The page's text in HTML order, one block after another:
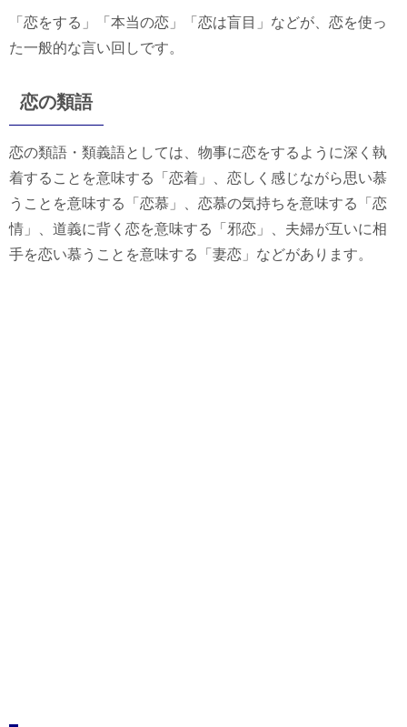
「恋をする」「本当の恋」「恋は盲目」などが、恋を使っ
た一般的な言い回しです。
恋の類語
恋の類語・類義語としては、物事に恋をするように深く執
着することを意味する「恋着」、恋しく感じながら思い慕
うことを意味する「恋慕」、恋慕の気持ちを意味する「恋
情」、道義に背く恋を意味する「邪恋」、夫婦が互いに相
手を恋い慕うことを意味する「妻恋」などがあります。